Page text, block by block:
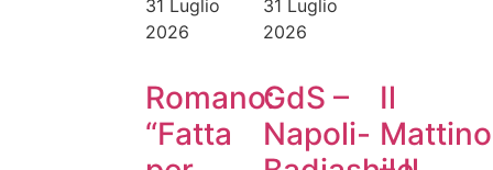
31 Luglio
2026
31 Luglio
2026
Romano:
“Fatta
GdS –
Napoli-
Il
Mattino